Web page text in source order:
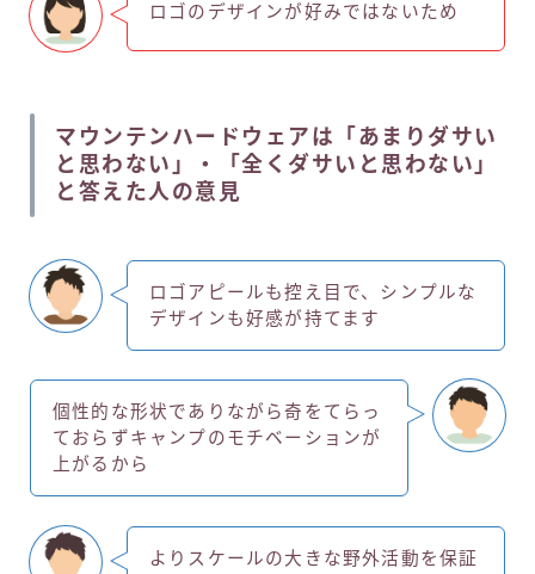
ロゴのデザインが好みではないため
マウンテンハードウェアは「あまりダサい
と思わない」・「全くダサいと思わない」
と答えた人の意見
ロゴアピールも控え目で、シンプルな
デザインも好感が持てます
個性的な形状でありながら奇をてらっ
ておらずキャンプのモチベーションが
上がるから
よりスケールの大きな野外活動を保証